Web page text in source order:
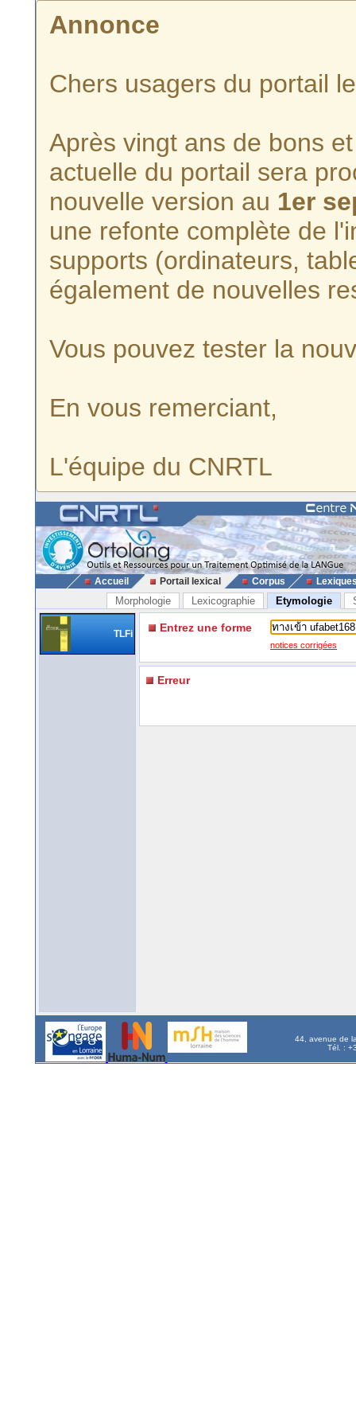
Annonce
Chers usagers du portail
Après vingt ans de bons
actuelle du portail sera
nouvelle version au 1er
une refonte complète de
supports (ordinateurs,
également de nouvelles
Vous pouvez tester la
En vous remerciant,
L'équipe du CNRTL
Accueil Portail lexical Corpus
Morphologie Lexicographie Etymologie
TLFi Entrez une forme
notices corrigées
Erreur
44, avenue de
Tél. :